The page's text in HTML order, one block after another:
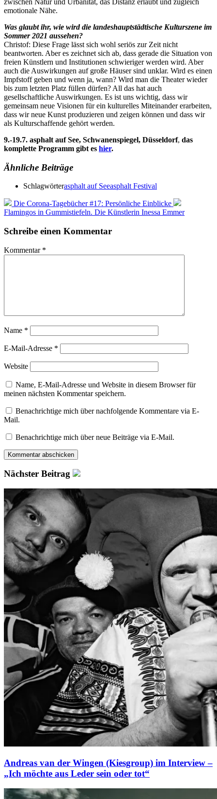
emotionale Nähe.
Was glaubt ihr, wie wird die landeshauptstädtische Kulturszene im
Sommer 2021 aussehen?
Christof: Diese Frage lässt sich wohl seriös zur Zeit nicht
beantworten. Aber es zeichnet sich ab, dass gerade die Situation von
freien Künstlern und Institutionen schwieriger werden wird. Aber
auch die Auswirkungen auf große Häuser sind unklar. Wird es einen
Impfstoff geben und wenn ja, wann? Wird man die Theater wieder
bis zum letzten Platz füllen dürfen? All das hat auch
gesellschaftliche Auswirkungen. Es ist uns wichtig, dass wir
gemeinsam neue Visionen für ein kulturelles Miteinander erarbeiten,
dass wir neue Kunst produzieren und zeigen können und dass wir
als Kulturschaffende gehört werden.
9.-19.7. asphalt auf See, Schwanenspiegel, Düsseldorf, das
komplette Programm gibt es hier.
Ähnliche Beiträge
Schlagwörterasphalt auf Seeasphalt Festival
Die Corona-Tagebücher #17: Persönliche Einblicke
Flamingos in Gummistiefeln. Die Künstlerin Inessa Emmer
Schreibe einen Kommentar
Kommentar *
Name *
E-Mail-Adresse *
Website
Name, E-Mail-Adresse und Website in diesem Browser für
meinen nächsten Kommentar speichern.
Benachrichtige mich über nachfolgende Kommentare via E-
Mail.
Benachrichtige mich über neue Beiträge via E-Mail.
Nächster Beitrag
Andreas van der Wingen (Kiesgroup) im Interview –
„Ich möchte aus Leder sein oder tot“